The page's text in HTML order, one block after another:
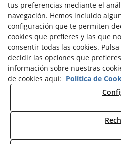
Aviso legal
tus preferencias mediante el
navegación. Hemos incluido
configuración que te permiten
cookies que prefieres y las que
consentir todas las cookies. Pulsa
decidir las opciones que
información sobre nuestras
de cookies aquí: Política de